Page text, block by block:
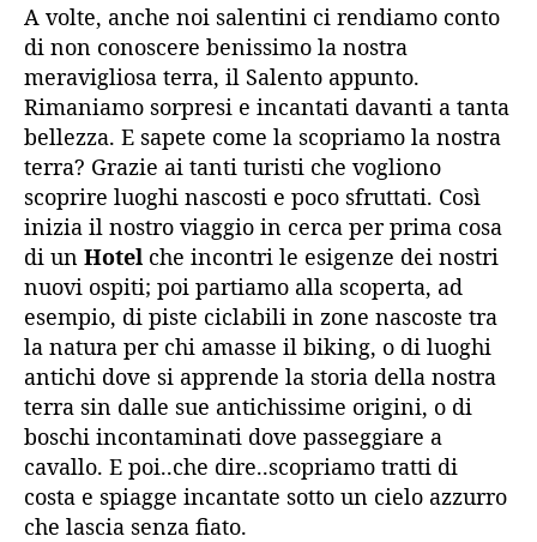
A volte, anche noi salentini ci rendiamo conto
di non conoscere benissimo la nostra
meravigliosa terra, il Salento appunto.
Rimaniamo sorpresi e incantati davanti a tanta
bellezza. E sapete come la scopriamo la nostra
terra? Grazie ai tanti turisti che vogliono
scoprire luoghi nascosti e poco sfruttati. Così
inizia il nostro viaggio in cerca per prima cosa
di un Hotel che incontri le esigenze dei nostri
nuovi ospiti; poi partiamo alla scoperta, ad
esempio, di piste ciclabili in zone nascoste tra
la natura per chi amasse il biking, o di luoghi
antichi dove si apprende la storia della nostra
terra sin dalle sue antichissime origini, o di
boschi incontaminati dove passeggiare a
cavallo. E poi..che dire..scopriamo tratti di
costa e spiagge incantate sotto un cielo azzurro
che lascia senza fiato.